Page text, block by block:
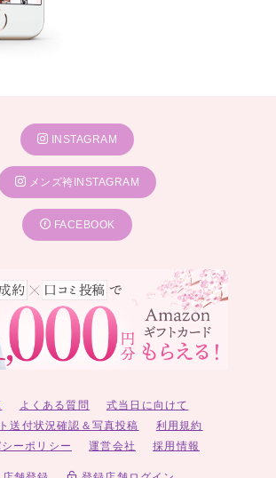
INSTAGRAM
メンズ袴INSTAGRAM
FACEBOOK
よくある質問
式当日に向けて
送付状況確認＆写真投稿
利用規約
ーポリシー
運営会社 採用情報